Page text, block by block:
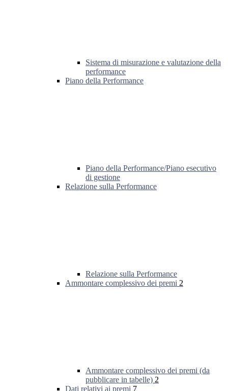
Sistema di misurazione e valutazione della
performance
Piano della Performance
Piano della Performance/Piano esecutivo
di gestione
Relazione sulla Performance
Relazione sulla Performance
Ammontare complessivo dei premi 2
Ammontare complessivo dei premi (da
pubblicare in tabelle) 2
Dati relativi ai premi 7